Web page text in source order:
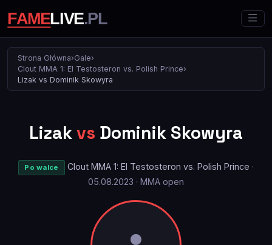
Strona Główna›Gale›
Clout MMA 1: El Testosteron vs. Polish Prince›
Lizak vs Dominik Skowyra
Lizakvs Dominik Skowyra
Po walce Clout MMA 1: El Testosteron vs. Polish Prince ·
05.08.2023 · MMA open